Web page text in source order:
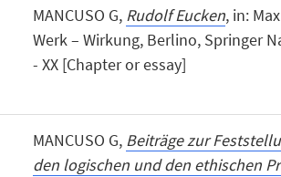
MANCUSO G, Rudolf Eucken, in:
Werk – Wirkung, Berlino, Springer
- XX [Chapter or essay]
MANCUSO G, Beiträge zur
den logischen und den ethischen